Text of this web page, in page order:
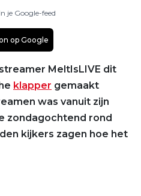
je Google-feed
op Google
MeltIsLIVE dit
klapper gemaakt
was vanuit zijn
zondagochtend rond
kijkers zagen hoe het